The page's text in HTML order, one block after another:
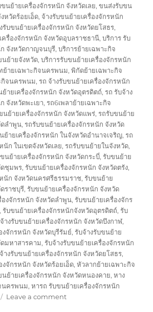
นย้ายเครื่องจักรหนัก จังหวัดเลย,ขนส่งรับขน
หวัดร้อยเอ็ด, จ้างรับขนย้ายเครื่องจักรหนัก
รับขนย้ายเครื่องจักรหนัก จังหวัดยโสธร,
ครื่องจักรหนัก จังหวัดอุบลราชธานี,บริการ รับ
จังหวัดกาญจนบุรี,บริการย้ายเฉพาะกิจ
นย้ายจังหวัด,บริการรับขนย้ายเครื่องจักรหนัก
ย้ายเฉพาะกิจนครพนม,พิกัดย้ายเฉพาะกิจ
กิจนครพนม,รถ จ้างรับขนย้ายเครื่องจักรหนัก
ย้ายเครื่องจักรหนัก จังหวัดอุตรดิตถ์,รถ รับจ้าง
จังหวัดพะเยา,รถ6เพลาย้ายเฉพาะกิจ
นย้ายเครื่องจักรหนัก จังหวัดแพร่,รถรับขนย้าย
ดลำพูน,รถรับขนย้ายเครื่องจักรหนัก จังหวัด
ย้ายเครื่องจักรหนัก ในจังหวัดอำนาจเจริญ,รถ
นัก ในเขตจังหวัดเลย,รถรับขนย้ายในจังหวัด,
นย้ายเครื่องจักรหนัก จังหวัดกระบี่,รับขนย้าย
ดชุมพร,รับขนย้ายเครื่องจักรหนัก จังหวัดตรัง,
นัก จังหวัดนครศรีธรรมราช,รับขนย้าย
ราชบุรี,รับขนย้ายเครื่องจักรหนัก จังหวัด
องจักรหนัก จังหวัดลำพูน,รับขนย้ายเครื่องจักร
,รับขนย้ายเครื่องจักรหนักจังหวัดอุตรดิตถ์,รับ
างรับขนย้ายเครื่องจักรหนัก จังหวัดบึงกาฬ,
งจักรหนัก จังหวัดบุรีรัมย์,รับจ้างรับขนย้าย
ดมหาสารคาม,รับจ้างรับขนย้ายเครื่องจักรหนัก
างรับขนย้ายเครื่องจักรหนัก จังหวัดยโสธร,
งจักรหนัก จังหวัดร้อยเอ็ด,หัวลากย้ายเฉพาะกิจ
นย้ายเครื่องจักรหนัก จังหวัดหนองคาย,หาง
นครพนม,หารถ รับขนย้ายเครื่องจักรหนัก
Leave a commenton